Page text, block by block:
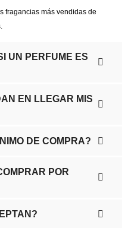
fragancias más vendidas de
UN PERFUME ES
EN LLEGAR MIS
DE COMPRA?
POR